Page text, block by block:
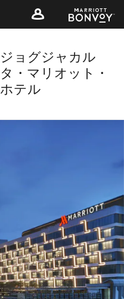
ジョグジャカル
タ・マリオット・
ホテル